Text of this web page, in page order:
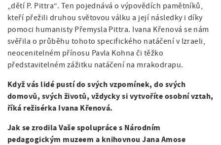
„dětí P. Pittra“. Ten pojednává o výpovědích pamětníků,
kteří přežili druhou světovou válku a její následky i díky
pomoci humanisty Přemysla Pittra. Ivana Křenová se nám
svěřila o průběhu tohoto specifického natáčení v Izraeli,
neocenitelném přínosu Pavla Kohna či těžko
představitelném zážitku natáčení na mrakodrapu.
Když vás lidé pustí do svých vzpomínek, do svých
domovů, svých životů, vždycky si vytvoříte osobní vztah,
říká režisérka Ivana Křenová.
Jak se zrodila Vaše spolupráce s Národním
pedagogickým muzeem a knihovnou Jana Amose